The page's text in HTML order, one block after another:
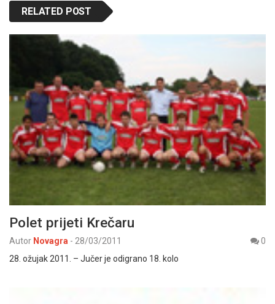
RELATED POST
Polet prijeti Krečaru
Autor Novagra - 28/03/2011
0
28. ožujak 2011. – Jučer je odigrano 18. kolo